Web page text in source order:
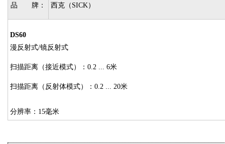
品 牌： 西克（SICK）
DS60
漫反射式/镜反射式
扫描距离（接近模式）：0.2 ... 6米
扫描距离（反射体模式）：0.2 ... 20米
分辨率：15毫米